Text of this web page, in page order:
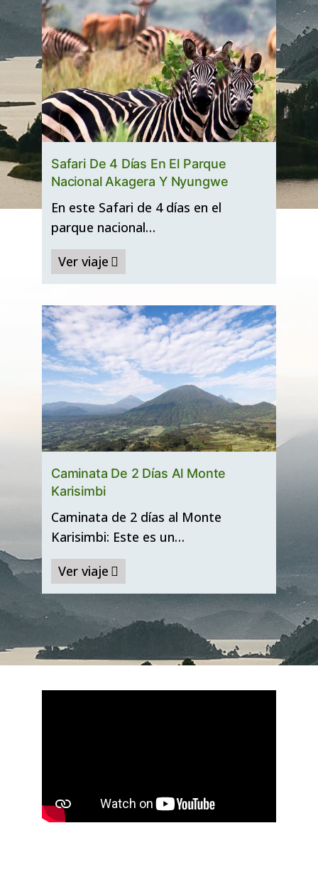
Safari De 4 Días En El Parque
Nacional Akagera Y Nyungwe
En este Safari de 4 días en el
parque nacional…
Ver viaje
Caminata De 2 Días Al Monte
Karisimbi
Caminata de 2 días al Monte
Karisimbi: Este es un…
Ver viaje